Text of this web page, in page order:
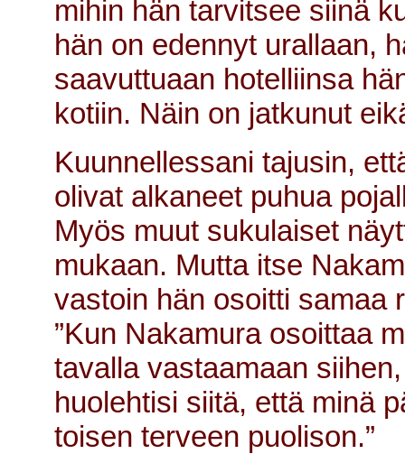
mihin hän tarvitsee siinä
hän on edennyt urallaan,
saavuttuaan hotelliinsa
kotiin. Näin on jatkunut
Kuunnellessani tajusin,
olivat alkaneet puhua
Myös muut sukulaiset
mukaan. Mutta itse
vastoin hän osoitti samaa
”Kun Nakamura osoittaa
tavalla vastaamaan
huolehtisi siitä, että minä
toisen terveen puolison.”